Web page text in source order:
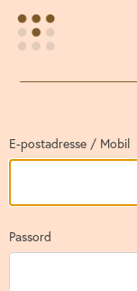
E-postadresse / Mobil
Passord